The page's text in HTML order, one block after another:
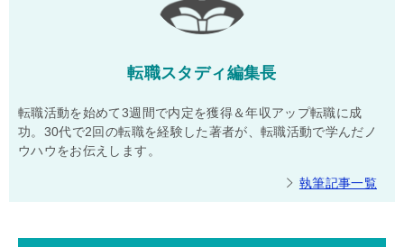
転職スタディ編集長
転職活動を始めて3週間で内定を獲得＆年収アップ転職に成
功。30代で2回の転職を経験した著者が、転職活動で学んだノ
ウハウをお伝えします。
執筆記事一覧